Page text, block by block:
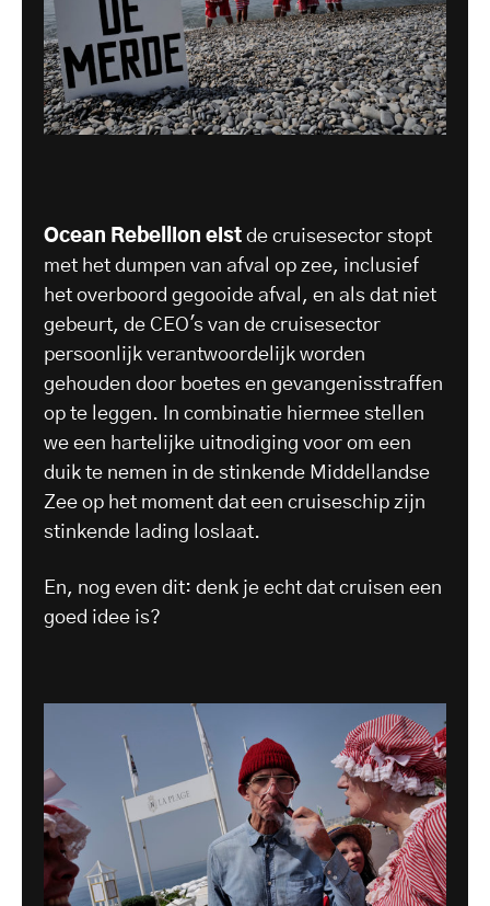
Ocean Rebellion eist de cruisesector stopt
met het dumpen van afval op zee, inclusief
het overboord gegooide afval, en als dat niet
gebeurt, de CEO's van de cruisesector
persoonlijk verantwoordelijk worden
gehouden door boetes en gevangenisstraffen
op te leggen. In combinatie hiermee stellen
we een hartelijke uitnodiging voor om een
duik te nemen in de stinkende Middellandse
Zee op het moment dat een cruiseschip zijn
stinkende lading loslaat.
En, nog even dit: denk je echt dat cruisen een
goed idee is?